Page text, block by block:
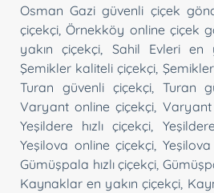
Osman Gazi güvenli çiçek
çiçekçi ,Örnekköy online çiçek
yakın çiçekçi
Sahil Evleri en
Şemikler kaliteli çiçekçi
Turan güvenli çiçekçi, Turan
Varyant online çiçekçi
Yeşildere hızlı çiçekçi
Yeşilova online çiçekçi
Gümüşpala hızlı çiçekçi
Kaynaklar en yakın çiçekçi